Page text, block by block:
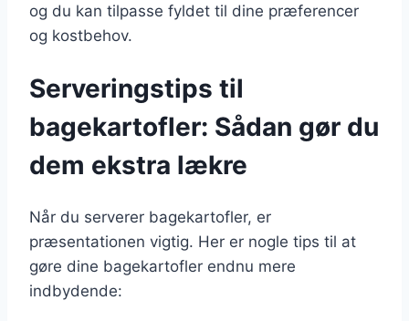
og du kan tilpasse fyldet til dine præferencer
og kostbehov.
Serveringstips til
bagekartofler: Sådan gør du
dem ekstra lækre
Når du serverer bagekartofler, er
præsentationen vigtig. Her er nogle tips til at
gøre dine bagekartofler endnu mere
indbydende: